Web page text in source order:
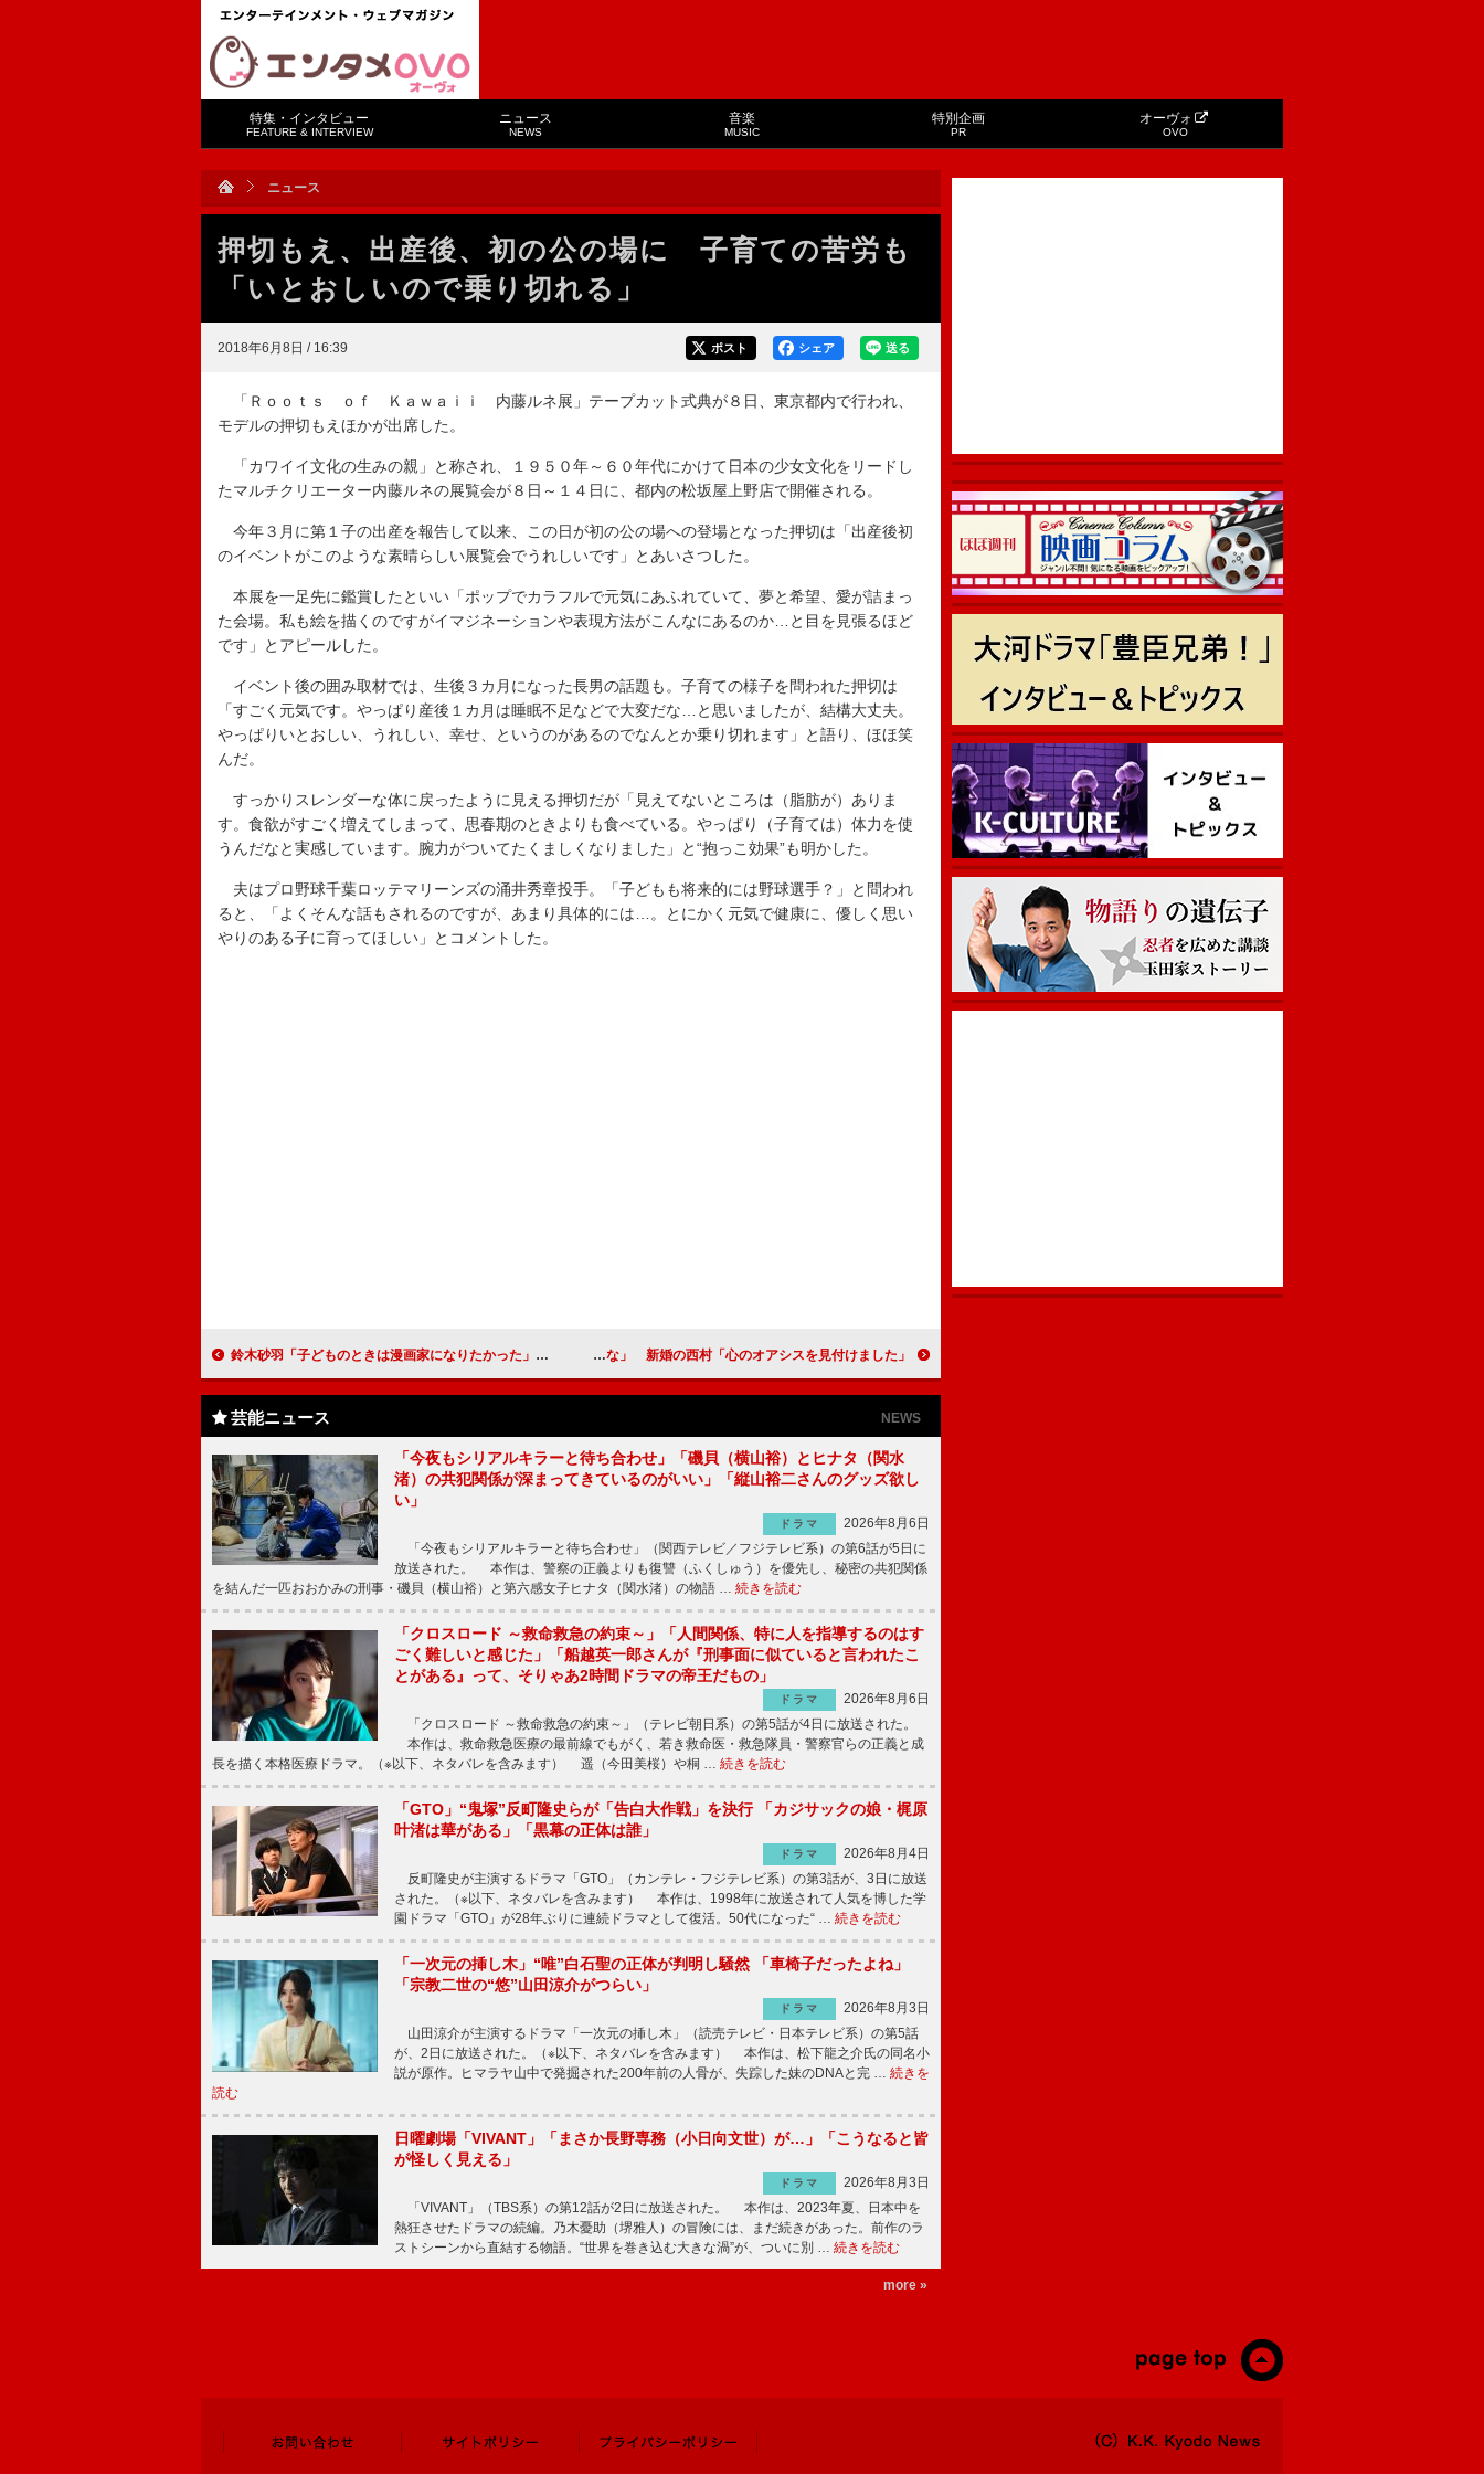
特集・インタビュー
FEATURE & INTERVIEW
ニュース
NEWS
音楽
MUSIC
特別企画
PR
オーヴォ
OVO
ニュース
押切もえ、出産後、初の公の場に 子育ての苦労も
「いとおしいので乗り切れる」
2018年6月8日 / 16:39 送る
シェア
ポスト
「Ｒｏｏｔｓ ｏｆ Ｋａｗａｉｉ 内藤ルネ展」テープカット式典が８日、東京都内で行われ、
モデルの押切もえほかが出席した。
「カワイイ文化の生みの親」と称され、１９５０年～６０年代にかけて日本の少女文化をリードし
たマルチクリエーター内藤ルネの展覧会が８日～１４日に、都内の松坂屋上野店で開催される。
今年３月に第１子の出産を報告して以来、この日が初の公の場への登場となった押切は「出産後初
のイベントがこのような素晴らしい展覧会でうれしいです」とあいさつした。
本展を一足先に鑑賞したといい「ポップでカラフルで元気にあふれていて、夢と希望、愛が詰まっ
た会場。私も絵を描くのですがイマジネーションや表現方法がこんなにあるのか…と目を見張るほど
です」とアピールした。
イベント後の囲み取材では、生後３カ月になった長男の話題も。子育ての様子を問われた押切は
「すごく元気です。やっぱり産後１カ月は睡眠不足などで大変だな…と思いましたが、結構大丈夫。
やっぱりいとおしい、うれしい、幸せ、というのがあるのでなんとか乗り切れます」と語り、ほほ笑
んだ。
すっかりスレンダーな体に戻ったように見える押切だが「見えてないところは（脂肪が）ありま
す。食欲がすごく増えてしまって、思春期のときよりも食べている。やっぱり（子育ては）体力を使
うんだなと実感しています。腕力がついてたくましくなりました」と“抱っこ効果”も明かした。
夫はプロ野球千葉ロッテマリーンズの涌井秀章投手。「子どもも将来的には野球選手？」と問われ
ると、「よくそんな話もされるのですが、あまり具体的には…。とにかく元気で健康に、優しく思い
やりのある子に育ってほしい」とコメントした。
鈴木砂羽「子どものときは漫画家になりたかった」 初のコミックエッセイ刊行、「“丸ごと私”みたいな本」 バイきんぐ小峠「僕も結婚できたらいいな」 新婚の西村「心のオアシスを見付けました」
芸能ニュース NEWS
「今夜もシリアルキラーと待ち合わせ」「磯貝（横山裕）とヒナタ（関水
渚）の共犯関係が深まってきているのがいい」「縦山裕二さんのグッズ欲し
い」
ドラマ
2026年8月6日
「今夜もシリアルキラーと待ち合わせ」（関西テレビ／フジテレビ系）の第6話が5日に
放送された。 本作は、警察の正義よりも復讐（ふくしゅう）を優先し、秘密の共犯関係
を結んだ一匹おおかみの刑事・磯貝（横山裕）と第六感女子ヒナタ（関水渚）の物語 … 続きを読む
「クロスロード ～救命救急の約束～」「人間関係、特に人を指導するのはす
ごく難しいと感じた」「船越英一郎さんが『刑事面に似ていると言われたこ
とがある』って、そりゃあ2時間ドラマの帝王だもの」
ドラマ
2026年8月6日
「クロスロード ～救命救急の約束～」（テレビ朝日系）の第5話が4日に放送された。
本作は、救命救急医療の最前線でもがく、若き救命医・救急隊員・警察官らの正義と成
長を描く本格医療ドラマ。（※以下、ネタバレを含みます） 遥（今田美桜）や桐 … 続きを読む
「GTO」“鬼塚”反町隆史らが「告白大作戦」を決行 「カジサックの娘・梶原
叶渚は華がある」「黒幕の正体は誰」
ドラマ
2026年8月4日
反町隆史が主演するドラマ「GTO」（カンテレ・フジテレビ系）の第3話が、3日に放送
された。（※以下、ネタバレを含みます） 本作は、1998年に放送されて人気を博した学
園ドラマ「GTO」が28年ぶりに連続ドラマとして復活。50代になった“ … 続きを読む
「一次元の挿し木」“唯”白石聖の正体が判明し騒然 「車椅子だったよね」
「宗教二世の“悠”山田涼介がつらい」
ドラマ
2026年8月3日
山田涼介が主演するドラマ「一次元の挿し木」（読売テレビ・日本テレビ系）の第5話
が、2日に放送された。（※以下、ネタバレを含みます） 本作は、松下龍之介氏の同名小
説が原作。ヒマラヤ山中で発掘された200年前の人骨が、失踪した妹のDNAと完 … 続きを
読む
日曜劇場「VIVANT」「まさか長野専務（小日向文世）が…」「こうなると皆
が怪しく見える」
ドラマ
2026年8月3日
「VIVANT」（TBS系）の第12話が2日に放送された。 本作は、2023年夏、日本中を
熱狂させたドラマの続編。乃木憂助（堺雅人）の冒険には、まだ続きがあった。前作のラ
ストシーンから直結する物語。“世界を巻き込む大きな渦”が、ついに別 … 続きを読む
more »